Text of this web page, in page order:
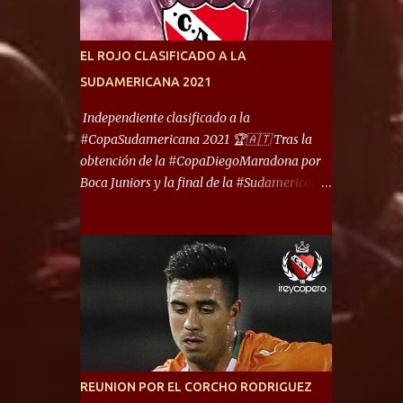
ello son protagonistas de un clásico de los
transitó por la primera división del fútbol
local durante muchos años. Dock Sud es otro
de los que comparten esas tierras, aunque el
foco de atención es la convivencia
Independiente - Racing. “No encuentro, más
reúna tantos logros deportivos, tantos
clubes y tanta gente en este deporte”,
afirmó Facundo Moyano. “Creo que
EL ROJO CLASIFICADO A LA
SUDAMERICANA 2021
Independiente clasificado a la
#CopaSudamericana 2021 🏆🇦🇹 Tras la
obtención de la #CopaDiegoMaradona por
Boca Juniors y la final de la #Sudamericana
Defensa y Justicia o Lanús, dadas estás dos
condiciones el Rey de Copas se clasifica a la
Copa Sudamericana de este 2021. En este
año, la Sudamericana sufrirá modificaciones
en su formato, que iniciará en fase de grupos
con 6 partidos, de los cuales sólo los
primeros de cada grupo jugarán los 8vos.
REUNION POR EL CORCHO RODRIGUEZ